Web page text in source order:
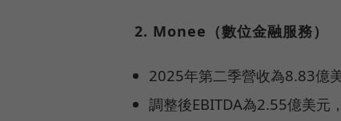
2. Monee（數位金融服務）
2025年第二季營收為8.83億
調整後EBITDA為2.55億美元